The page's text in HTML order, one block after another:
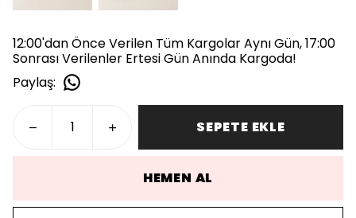
12:00'dan Önce Verilen Tüm Kargolar Aynı Gün, 17:00
Sonrası Verilenler Ertesi Gün Anında Kargoda!
Paylaş:
SEPETE EKLE
HEMEN AL